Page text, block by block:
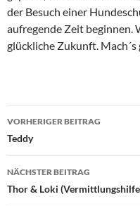
der Besuch einer
aufregende Zeit beginnen.
glückliche Zukunft.
VORHERIGER BEITRAG
Teddy
NÄCHSTER BEITRAG
Thor & Loki